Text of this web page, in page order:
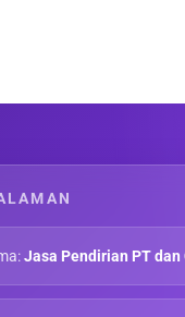
Jasa Pendirian PT dan